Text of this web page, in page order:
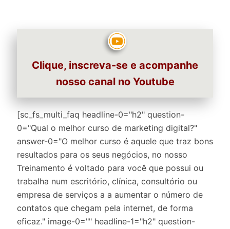
Clique, inscreva-se e acompanhe
nosso canal no Youtube
[sc_fs_multi_faq headline-0="h2" question-
0="Qual o melhor curso de marketing digital?"
answer-0="O melhor curso é aquele que traz bons
resultados para os seus negócios, no nosso
Treinamento é voltado para você que possui ou
trabalha num escritório, clínica, consultório ou
empresa de serviços a a aumentar o número de
contatos que chegam pela internet, de forma
eficaz." image-0="" headline-1="h2" question-